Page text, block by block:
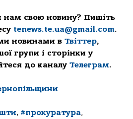
нам свою новину? Пишіть
tenews.te.ua@gmail.com.
новинами в Твіттер,
групи і сторінки у
до каналу Телеграм.
, #прокуратура,